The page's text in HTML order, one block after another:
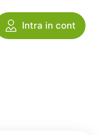
Intra in cont